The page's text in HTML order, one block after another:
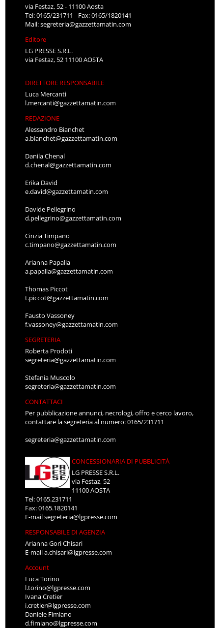
via Festaz, 52 - 11100 Aosta
Tel: 0165/231711 - Fax: 0165/1820141
Mail:segreteria@gazzettamatin.com
Editore
LG PRESSE S.R.L.
via Festaz, 52 11100 AOSTA
DIRETTORE RESPONSABILE
Luca Mercanti
l.mercanti@gazzettamatin.com
REDAZIONE
Alessandro Bianchet
a.bianchet@gazzettamatin.com
Danila Chenal
d.chenal@gazzettamatin.com
Erika David
e.david@gazzettamatin.com
Davide Pellegrino
d.pellegrino@gazzettamatin.com
Cinzia Timpano
c.timpano@gazzettamatin.com
Arianna Papalia
a.papalia@gazzettamatin.com
Thomas Piccot
t.piccot@gazzettamatin.com
Fausto Vassoney
f.vassoney@gazzettamatin.com
SEGRETERIA
Roberta Prodoti
segreteria@gazzettamatin.com
Stefania Muscolo
segreteria@gazzettamatin.com
CONTATTACI
Per pubblicazione annunci, necrologi, offro e cerco lavoro,
contattare la segreteria al numero: 0165/231711
segreteria@gazzettamatin.com
CONCESSIONARIA DI PUBBLICITÀ
LG PRESSE S.R.L.
via Festaz, 52
11100 AOSTA
Tel: 0165.231711
Fax: 0165.1820141
E-mailsegreteria@lgpresse.com
RESPONSABILE DI AGENZIA
Arianna Gori Chisari
E-maila.chisari@lgpresse.com
Account
Luca Torino
l.torino@lgpresse.com
Ivana Cretier
i.cretier@lgpresse.com
Daniele Fimiano
d.fimiano@lgpresse.com